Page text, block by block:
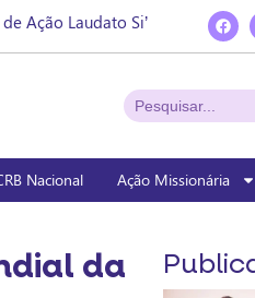
Ação Laudato Si’
Nacional Ação Missionária
da